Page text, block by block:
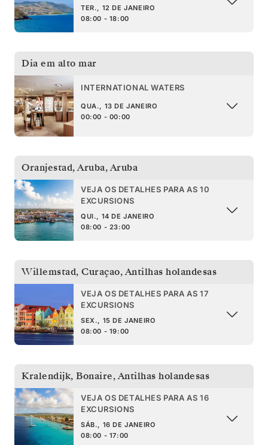
TER., 12 DE JANEIRO
08:00 - 18:00
Dia em alto mar
INTERNATIONAL WATERS
QUA., 13 DE JANEIRO
00:00 - 00:00
Oranjestad, Aruba,Aruba
VEJA OS DETALHES PARA AS 10
EXCURSIONS
QUI., 14 DE JANEIRO
08:00 - 23:00
Willemstad, Curaçao,Antilhas holandesas
VEJA OS DETALHES PARA AS 17
EXCURSIONS
SEX., 15 DE JANEIRO
08:00 - 19:00
Kralendijk, Bonaire,Antilhas holandesas
VEJA OS DETALHES PARA AS 16
EXCURSIONS
SÁB., 16 DE JANEIRO
08:00 - 17:00